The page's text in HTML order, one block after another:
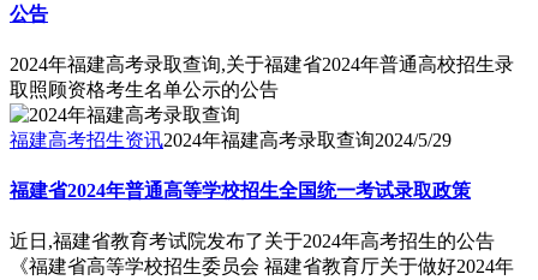
公告
2024年福建高考录取查询,关于福建省2024年普通高校招生录
取照顾资格考生名单公示的公告
福建高考招生资讯2024年福建高考录取查询2024/5/29
福建省2024年普通高等学校招生全国统一考试录取政策
近日,福建省教育考试院发布了关于2024年高考招生的公告
《福建省高等学校招生委员会 福建省教育厅关于做好2024年